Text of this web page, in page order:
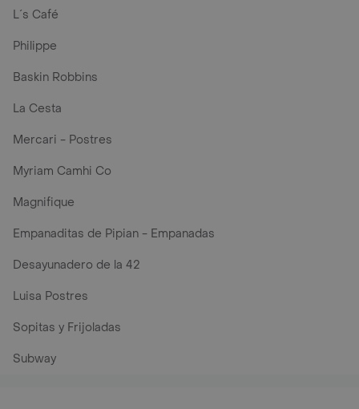
L´s Café
Philippe
Baskin Robbins
La Cesta
Mercari - Postres
Myriam Camhi Co
Magnifique
Empanaditas de Pipian - Empanadas
Desayunadero de la 42
Luisa Postres
Sopitas y Frijoladas
Subway